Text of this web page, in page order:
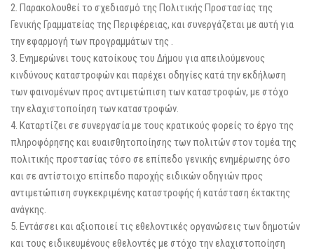
2. Παρακολουθεί το σχεδιασμό της Πολιτικής Προστασίας της
Γενικής Γραμματείας της Περιφέρειας, και συνεργάζεται με αυτή για
την εφαρμογή των προγραμμάτων της .
3. Ενημερώνει τους κατοίκους του Δήμου για απειλούμενους
κινδύνους καταστροφών και παρέχει οδηγίες κατά την εκδήλωση
των φαινομένων προς αντιμετώπιση των καταστροφών, με στόχο
την ελαχιστοποίηση των καταστροφών.
4. Καταρτίζει σε συνεργασία με τους κρατικούς φορείς το έργο της
πληροφόρησης και ευαισθητοποίησης των πολιτών στον τομέα της
πολιτικής προστασίας τόσο σε επίπεδο γενικής ενημέρωσης όσο
και σε αντίστοιχο επίπεδο παροχής ειδικών οδηγιών προς
αντιμετώπιση συγκεκριμένης καταστροφής ή κατάσταση έκτακτης
ανάγκης.
5. Εντάσσει και αξιοποιεί τις εθελοντικές οργανώσεις των δημοτών
και τους ειδικευμένους εθελοντές με στόχο την ελαχιστοποίηση